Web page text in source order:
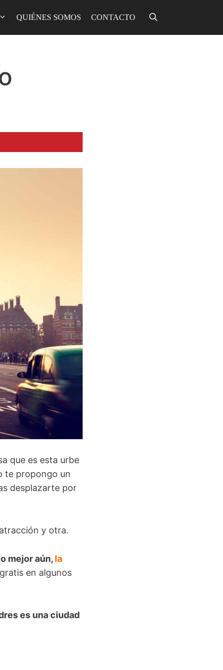
QUIÉNES SOMOS CONTACTO
que es esta urbe
te propongo un
desplazarte por
y otra.
mejor aún, la
en algunos
es una ciudad